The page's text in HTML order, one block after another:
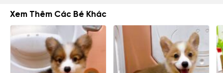
Xem Thêm Các Bé Khác